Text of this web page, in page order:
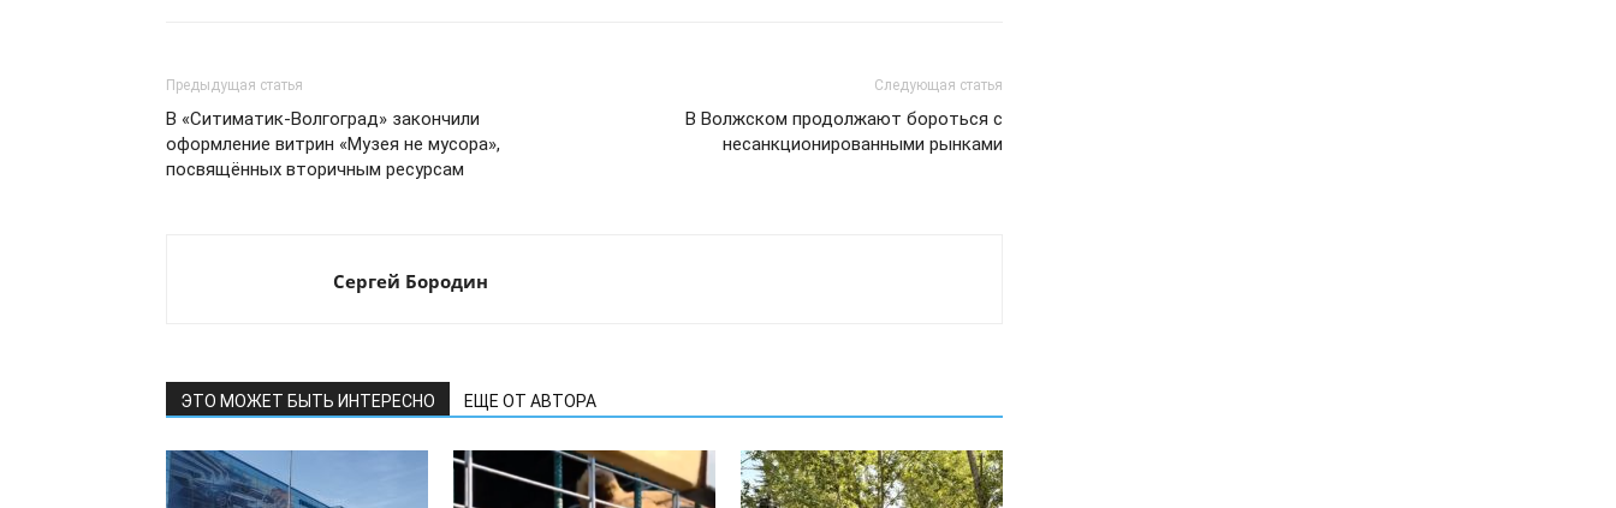
Предыдущая статья
В «Ситиматик-Волгоград» закончили
оформление витрин «Музея не мусора»,
посвящённых вторичным ресурсам
Следующая статья
В Волжском продолжают бороться с
несанкционированными рынками
Сергей Бородин
ЭТО МОЖЕТ БЫТЬ ИНТЕРЕСНО ЕЩЕ ОТ АВТОРА